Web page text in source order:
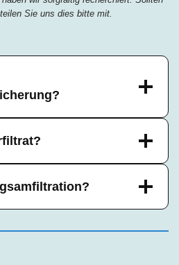
Sie uns dies bitte mit.